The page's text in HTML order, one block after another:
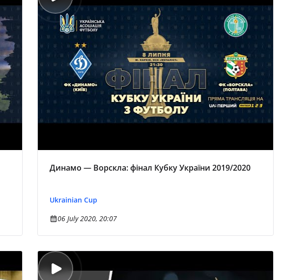
Динамо — Ворскла: фінал Кубку України 2019/2020
Ukrainian Cup
06 July 2020, 20:07